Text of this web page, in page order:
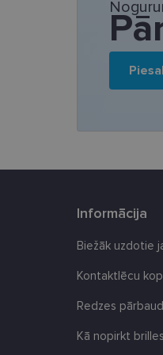
Informācija
Biežāk uzdotie
Kontaktlēcu
Redzes
Kā nopirkt brilles